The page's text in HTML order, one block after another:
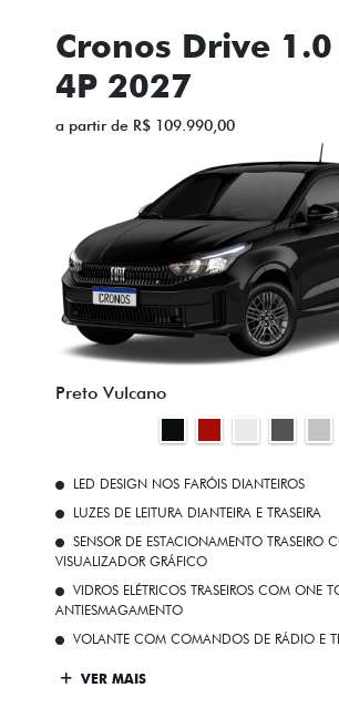
Cronos Drive 1.0
4P 2027
a partir de R$ 109.990,00
Preto Vulcano
LED DESIGN NOS FARÓIS DIANTEIROS
LUZES DE LEITURA DIANTEIRA E TRASEIRA
SENSOR DE ESTACIONAMENTO TRASEIRO
VISUALIZADOR GRÁFICO
VIDROS ELÉTRICOS TRASEIROS COM ONE
ANTIESMAGAMENTO
VOLANTE COM COMANDOS DE RÁDIO E
VER MAIS